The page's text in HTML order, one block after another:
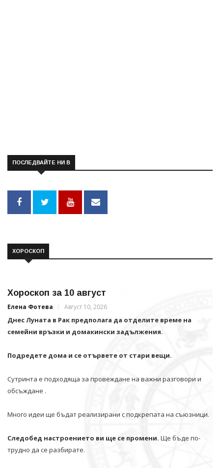
ПОСЛЕДВАЙТЕ НИ В
ХОРОСКОП
Хороскоп за 10 август
Елена Фотева Август 10, 2026
Днес Луната в Рак предполага да отделите време на
семейни връзки и домакински задължения.
Подредете дома и се отървете от стари вещи.
Сутринта е подходяща за провеждане на важни разговори и
обсъждане .
Много идеи ще бъдат реализирани с подкрепата на съюзници.
Следобед настроението ви ще се промени. Ще бъде по-
трудно да се разбирате.